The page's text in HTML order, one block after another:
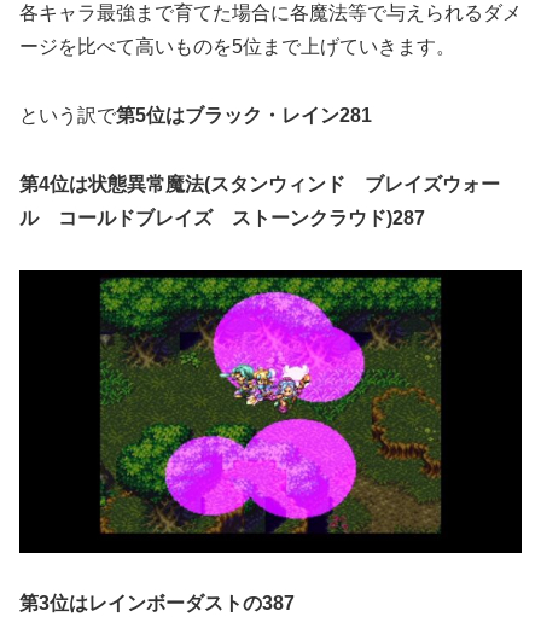
各キャラ最強まで育てた場合に各魔法等で与えられるダメ
ージを比べて高いものを5位まで上げていきます。
という訳で第5位はブラック・レイン281
第4位は状態異常魔法(スタンウィンド ブレイズウォー
ル コールドブレイズ ストーンクラウド)287
第3位はレインボーダストの387